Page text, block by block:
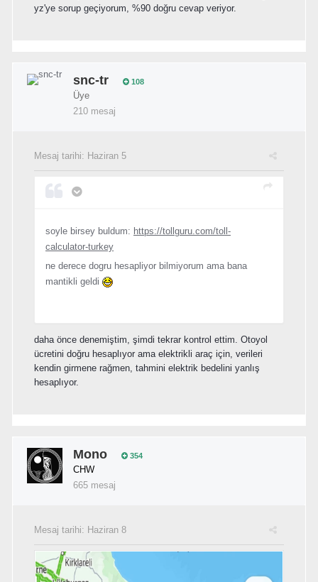
yz'ye sorup geçiyorum, %90 doğru cevap veriyor.
snc-tr 108
Üye
210 mesaj
Mesaj tarihi: Haziran 5
soyle birsey buldum: https://tollguru.com/toll-
calculator-turkey
ne derece dogru hesapliyor bilmiyorum ama bana
mantikli geldi
daha önce denemiştim, şimdi tekrar kontrol ettim. Otoyol
ücretini doğru hesaplıyor ama elektrikli araç için, verileri
kendin girmene rağmen, tahmini elektrik bedelini yanlış
hesaplıyor.
Mono 354
CHW
665 mesaj
Mesaj tarihi: Haziran 8